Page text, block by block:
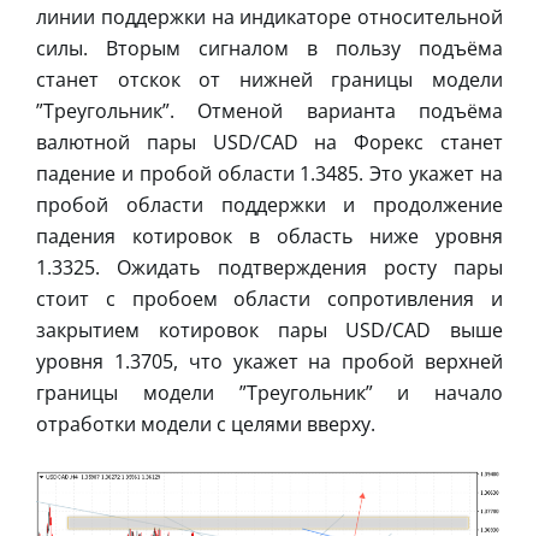
линии поддержки на индикаторе относительной
силы. Вторым сигналом в пользу подъёма
станет отскок от нижней границы модели
”Треугольник”. Отменой варианта подъёма
валютной пары USD/CAD на Форекс станет
падение и пробой области 1.3485. Это укажет на
пробой области поддержки и продолжение
падения котировок в область ниже уровня
1.3325. Ожидать подтверждения росту пары
стоит с пробоем области сопротивления и
закрытием котировок пары USD/CAD выше
уровня 1.3705, что укажет на пробой верхней
границы модели ”Треугольник” и начало
отработки модели с целями вверху.